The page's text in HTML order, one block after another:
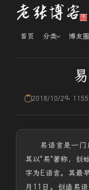
首页 分类 博友圈
2018/10/29
易语言是一门
其以"易"著称，创
字为E语言。其最
月11日。创造易